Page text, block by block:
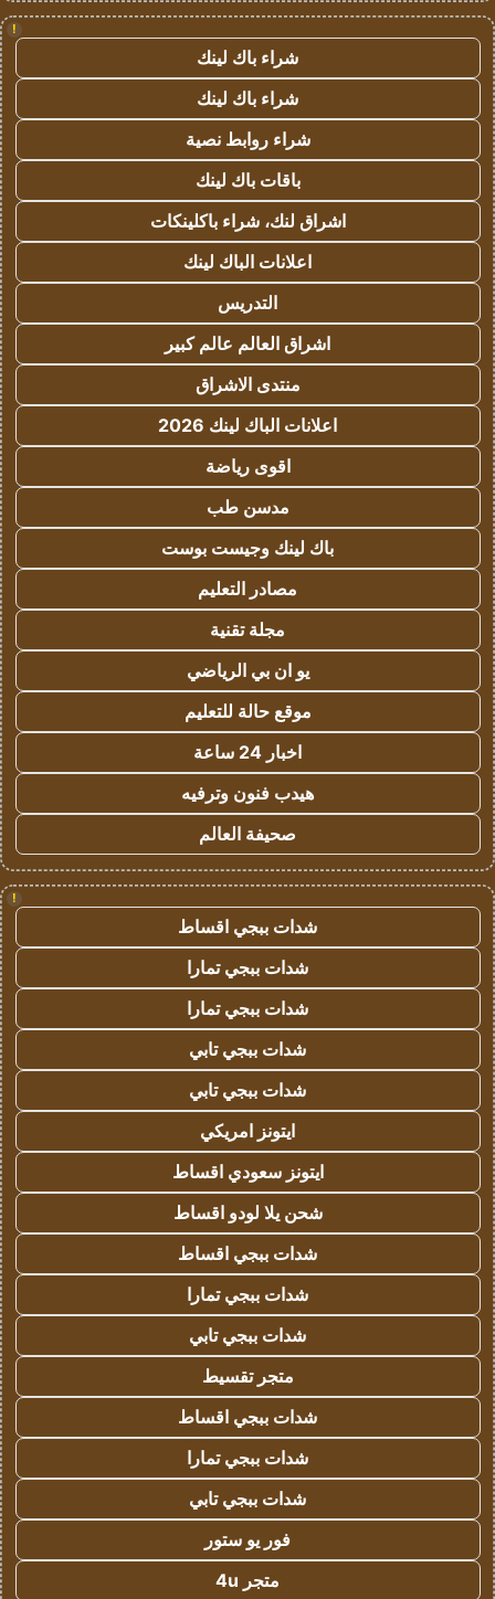
!
شراء باك لينك
شراء باك لينك
شراء روابط نصية
باقات باك لينك
اشراق لنك، شراء باكلينكات
اعلانات الباك لينك
التدريس
اشراق العالم عالم كبير
منتدى الاشراق
اعلانات الباك لينك 2026
اقوى رياضة
مدسن طب
باك لينك وجيست بوست
مصادر التعليم
مجلة تقنية
يو ان بي الرياضي
موقع حالة للتعليم
اخبار 24 ساعة
هيدب فنون وترفيه
صحيفة العالم
!
شدات ببجي اقساط
شدات ببجي تمارا
شدات ببجي تمارا
شدات ببجي تابي
شدات ببجي تابي
ايتونز امريكي
ايتونز سعودي اقساط
شحن يلا لودو اقساط
شدات ببجي اقساط
شدات ببجي تمارا
شدات ببجي تابي
متجر تقسيط
شدات ببجي اقساط
شدات ببجي تمارا
شدات ببجي تابي
فور يو ستور
متجر 4u